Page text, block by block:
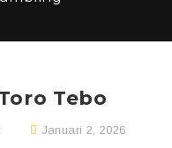
Tebo
Januari 2, 2026